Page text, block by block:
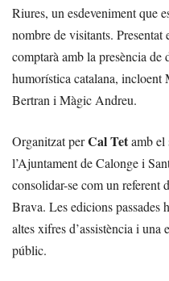
Riures, un esdeveniment que
nombre de visitants.
comptarà amb la presència de
humorística catalana,
Bertran i Màgic Andreu.
Organitzat perCal Tetamb el
l’Ajuntament de Calonge i
consolidar-se com un referent
Brava. Les edicions passades
altes xifres d’assistència i una
públic.